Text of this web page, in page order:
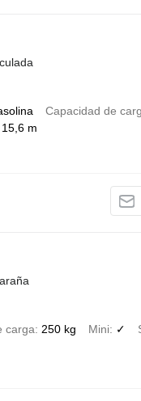
Capacidad de
15,6 m
carga 250 kg Mini ✓